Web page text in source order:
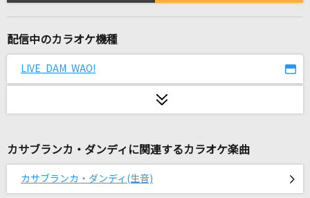
[生音]ロビンソン
スピッツ
リトルブルーボックス(Little Blue boX)
[生音]夢をかなえてドラえもん
配信中のカラオケ機種
LIVE DAM WAO!
カサブランカ・ダンディに関連するカラオケ楽曲
カサブランカ・ダンディ(生音)